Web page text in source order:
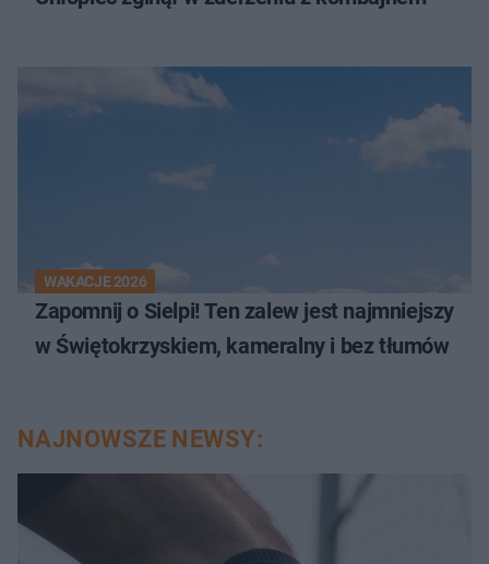
WAKACJE 2026
Zapomnij o Sielpi! Ten zalew jest najmniejszy
w Świętokrzyskiem, kameralny i bez tłumów
NAJNOWSZE NEWSY: